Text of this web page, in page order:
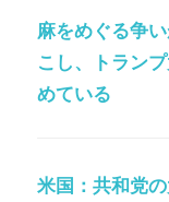
麻をめぐる争
こし、トラン
めている
米国：共和党